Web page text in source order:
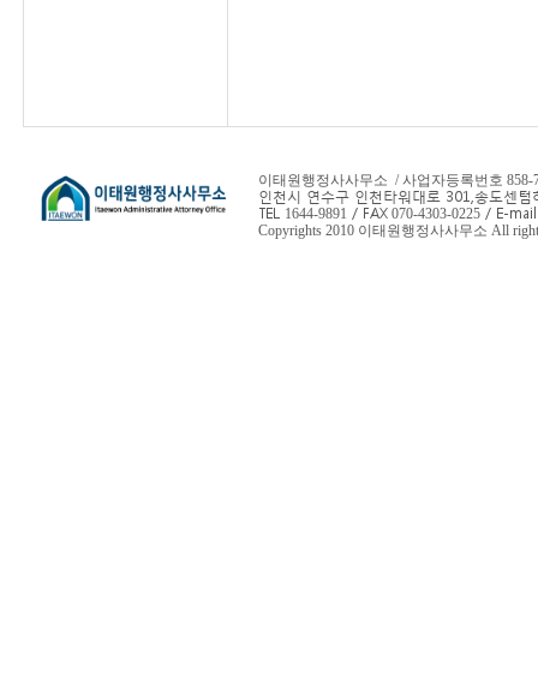
이태원행정사사무소 / 사업자등록번호 858-
인천시 연수구 인천타워대로 301, 송도센텀
TEL
1644-9891 / FAX 070-4303-0225 / E-
Copyrights 2010 이태원행정사사무소 All